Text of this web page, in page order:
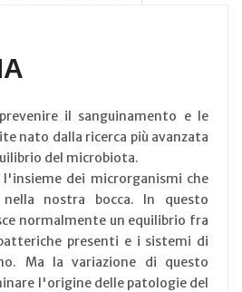
il sanguinamento e le
nato dalla ricerca più avanzata
del microbiota.
dei microrganismi che
nostra bocca. In questo
normalmente un equilibrio fra
presenti e i sistemi di
Ma la variazione di questo
l'origine delle patologie del